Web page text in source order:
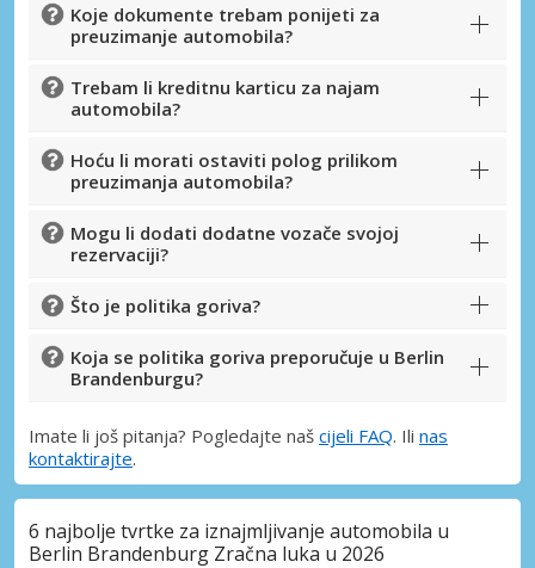
Koje dokumente trebam ponijeti za
preuzimanje automobila?
Trebam li kreditnu karticu za najam
automobila?
Hoću li morati ostaviti polog prilikom
preuzimanja automobila?
Mogu li dodati dodatne vozače svojoj
rezervaciji?
Što je politika goriva?
Koja se politika goriva preporučuje u Berlin
Brandenburgu?
Imate li još pitanja? Pogledajte naš cijeli FAQ. Ili nas
kontaktirajte.
6 najbolje tvrtke za iznajmljivanje automobila u
Berlin Brandenburg Zračna luka u 2026